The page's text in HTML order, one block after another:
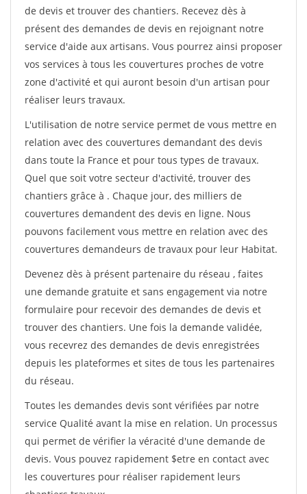
de devis et trouver des chantiers. Recevez dès à
présent des demandes de devis en rejoignant notre
service d'aide aux artisans. Vous pourrez ainsi proposer
vos services à tous les couvertures proches de votre
zone d'activité et qui auront besoin d'un artisan pour
réaliser leurs travaux.
L'utilisation de notre service permet de vous mettre en
relation avec des couvertures demandant des devis
dans toute la France et pour tous types de travaux.
Quel que soit votre secteur d'activité, trouver des
chantiers grâce à . Chaque jour, des milliers de
couvertures demandent des devis en ligne. Nous
pouvons facilement vous mettre en relation avec des
couvertures demandeurs de travaux pour leur Habitat.
Devenez dès à présent partenaire du réseau , faites
une demande gratuite et sans engagement via notre
formulaire pour recevoir des demandes de devis et
trouver des chantiers. Une fois la demande validée,
vous recevrez des demandes de devis enregistrées
depuis les plateformes et sites de tous les partenaires
du réseau.
Toutes les demandes devis sont vérifiées par notre
service Qualité avant la mise en relation. Un processus
qui permet de vérifier la véracité d'une demande de
devis. Vous pouvez rapidement $etre en contact avec
les couvertures pour réaliser rapidement leurs